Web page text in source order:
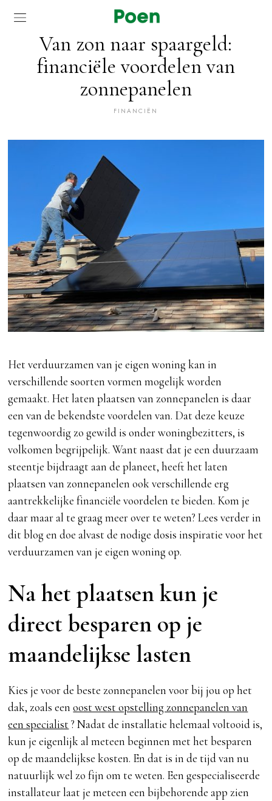
Van zon naar spaargeld:
financiële voordelen van
zonnepanelen
FINANCIËN
Het verduurzamen van je eigen woning kan in
verschillende soorten vormen mogelijk worden
gemaakt. Het laten plaatsen van zonnepanelen is daar
een van de bekendste voordelen van. Dat deze keuze
tegenwoordig zo gewild is onder woningbezitters, is
volkomen begrijpelijk. Want naast dat je een duurzaam
steentje bijdraagt aan de planeet, heeft het laten
plaatsen van zonnepanelen ook verschillende erg
aantrekkelijke financiële voordelen te bieden. Kom je
daar maar al te graag meer over te weten? Lees verder in
dit blog en doe alvast de nodige dosis inspiratie voor het
verduurzamen van je eigen woning op.
Na het plaatsen kun je
direct besparen op je
maandelijkse lasten
Kies je voor de beste zonnepanelen voor bij jou op het
dak, zoals eenoost west opstelling zonnepanelen van
een specialist ? Nadat de installatie helemaal voltooid is,
kun je eigenlijk al meteen beginnen met het besparen
op de maandelijkse kosten. En dat is in de tijd van nu
natuurlijk wel zo fijn om te weten. Een gespecialiseerde
installateur laat je meteen een bijbehorende app zien